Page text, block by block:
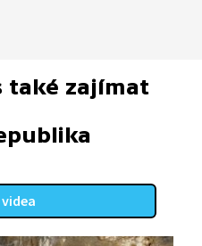
také zajímat